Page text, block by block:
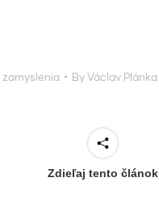
zamyslenia ByVáclav Plánka
Zdieľaj tento článok